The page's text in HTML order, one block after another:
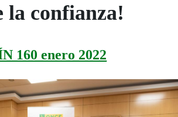
la confianza!
160 enero 2022